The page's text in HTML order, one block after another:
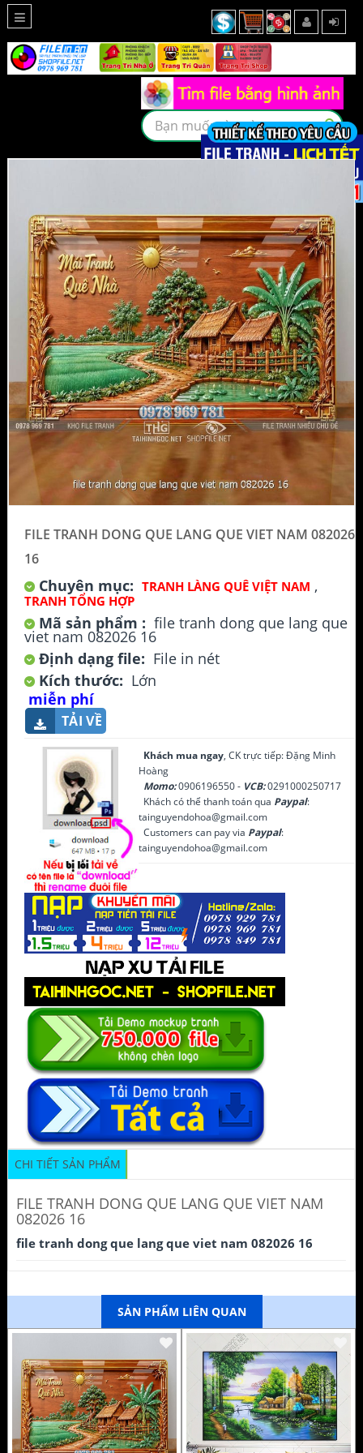
FILE TRANH DONG QUE LANG QUE VIET NAM 082026
16
Chuyên mục: TRANH LÀNG QUÊ VIỆT NAM ,
TRANH TỔNG HỢP
Mã sản phẩm : file tranh dong que lang que
viet nam 082026 16
Định dạng file: File in nét
Kích thước: Lớn
miễn phí
TẢI VỀ
Khách mua ngay, CK trực tiếp: Đặng Minh
Hoàng
Momo:0906196550 - VCB:0291000250717
Khách có thể thanh toán qua Paypal:
tainguyendohoa@gmail.com
Customers can pay via Paypal:
tainguyendohoa@gmail.com
CHI TIẾT SẢN PHẨM
FILE TRANH DONG QUE LANG QUE VIET NAM
082026 16
file tranh dong que lang que viet nam 082026 16
SẢN PHẨM LIÊN QUAN